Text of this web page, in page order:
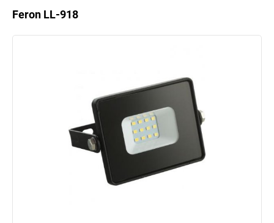
Feron LL-918